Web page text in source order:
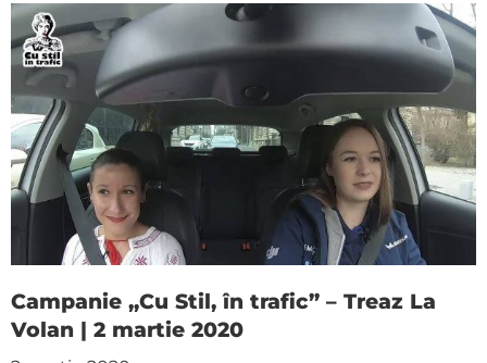
Campanie „Cu Stil, în trafic” – Treaz La
Volan | 2 martie 2020